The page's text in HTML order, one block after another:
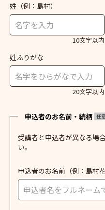
姓 （例：島村）
10文字以内
姓ふりがな
20文字以内
申込者のお名前・続柄 任
受講者と申込者が異なる場
い。
申込者のお名前 （例：島村